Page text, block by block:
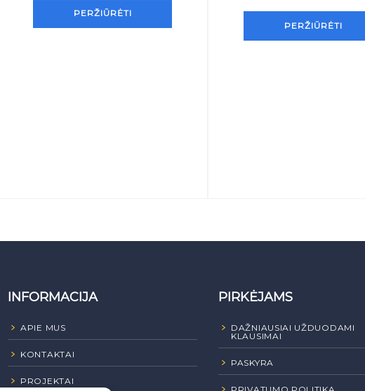
PERŽIŪRĖTI
PERŽIŪRĖTI
INFORMACIJA
APIE MUS
KONTAKTAI
PROJEKTAI
PIRKĖJAMS
DAŽNIAUSIAI UŽDUODAMI
KLAUSIMAI
PASKYRA